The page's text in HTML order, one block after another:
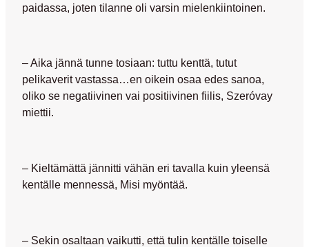
paidassa, joten tilanne oli varsin mielenkiintoinen.
– Aika jännä tunne tosiaan: tuttu kenttä, tutut
pelikaverit vastassa…en oikein osaa edes sanoa,
oliko se negatiivinen vai positiivinen fiilis, Szeróvay
miettii.
– Kieltämättä jännitti vähän eri tavalla kuin yleensä
kentälle mennessä, Misi myöntää.
– Sekin osaltaan vaikutti, että tulin kentälle toiselle